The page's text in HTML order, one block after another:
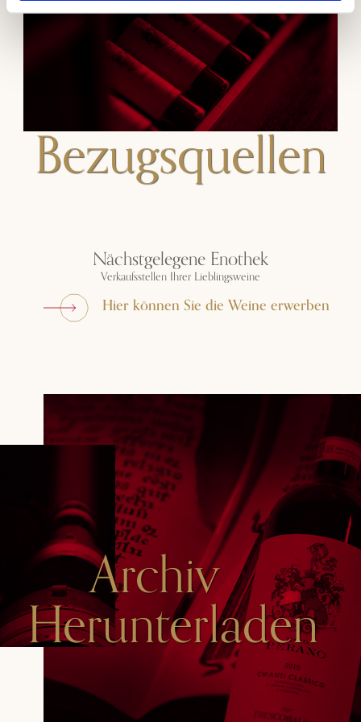
Bezugsquellen
Nächstgelegene Enothek
Verkaufsstellen Ihrer Lieblingsweine
Hier können Sie die Weine erwerben
Archiv
Herunterladen